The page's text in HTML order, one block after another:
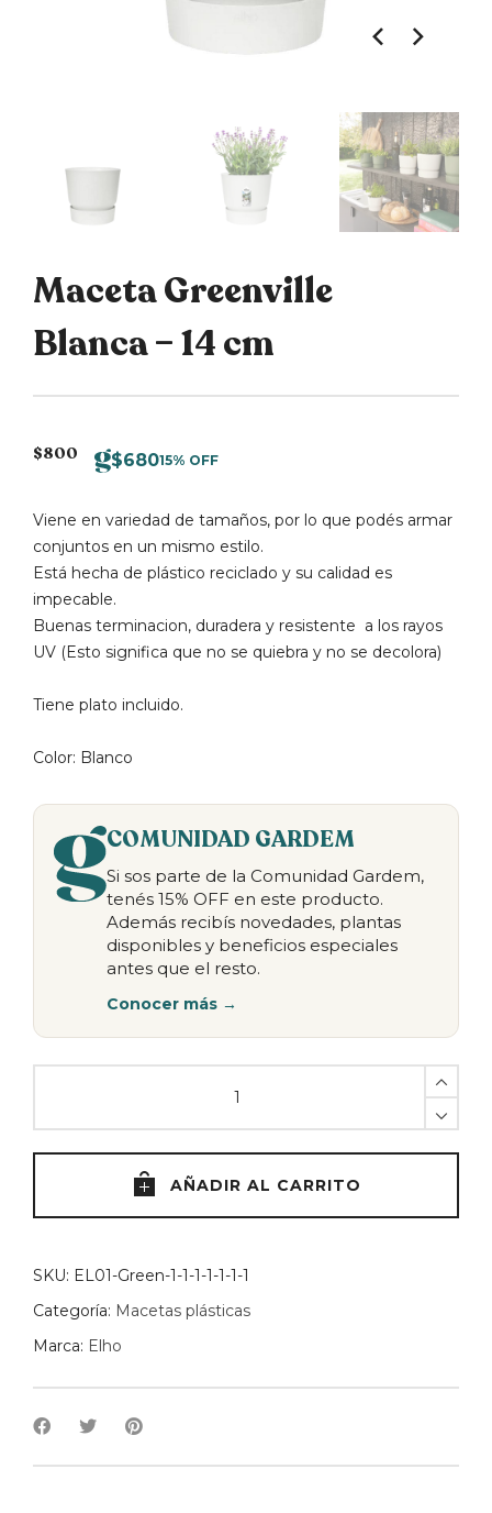
Maceta Greenville
Blanca – 14 cm
$800 $68015% OFF
Viene en variedad de tamaños, por lo que podés armar
conjuntos en un mismo estilo.
Está hecha de plástico reciclado y su calidad es
impecable.
Buenas terminacion, duradera y resistente a los rayos
UV (Esto significa que no se quiebra y no se decolora)
Tiene plato incluido.
Color: Blanco
COMUNIDAD GARDEM
Si sos parte de la Comunidad Gardem,
tenés 15% OFF en este producto.
Además recibís novedades, plantas
disponibles y beneficios especiales
antes que el resto.
Conocer más →
Blanca
-
AÑADIR AL CARRITO
SKU: EL01-Green-1-1-1-1-1-1-1
Categoría: Macetas plásticas
Marca: Elho